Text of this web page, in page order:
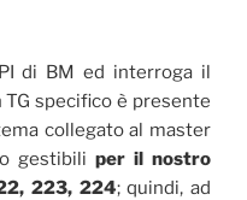
di BM ed interroga il
specifico è presente
collegato al master
gestibili per il nostro
223, 224; quindi, ad